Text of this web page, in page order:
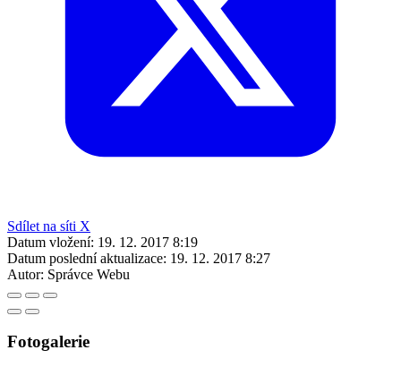
Sdílet na síti X
Datum vložení: 19. 12. 2017 8:19
Datum poslední aktualizace: 19. 12. 2017 8:27
Autor: Správce Webu
Fotogalerie